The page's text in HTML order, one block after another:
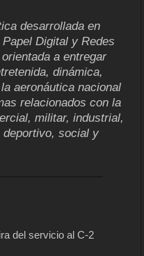
desarrollada en
Digital y Redes
a entregar
dinámica,
aeronáutica nacional
relacionados con la
militar, industrial,
deportivo, social y
del servicio al C-2